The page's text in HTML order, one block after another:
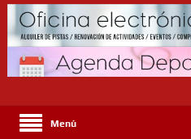
Menú